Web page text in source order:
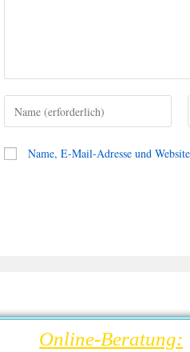
Name, E-Mail-Adresse und
Online-Beratung: